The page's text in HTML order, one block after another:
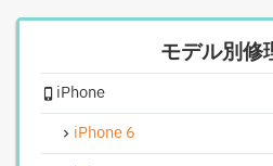
iPhoneスピーカー関連修理
iPhoneカメラレンズガラス
iPhoneインカメラ交換修理
iPhoneリンゴループ、システ
モデル別修
iPhone
iPhone 6